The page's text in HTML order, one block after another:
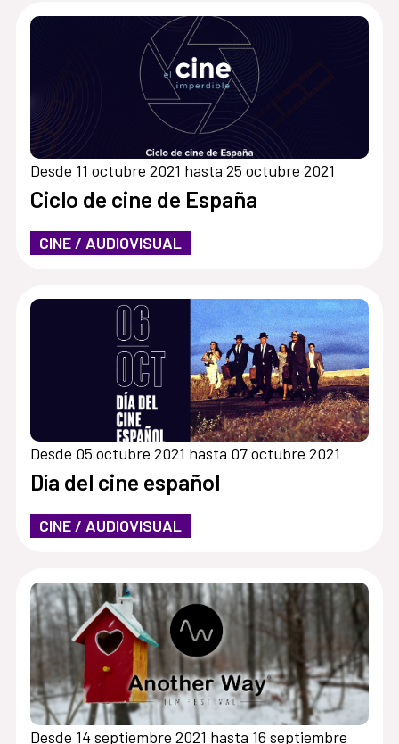
Desde 11 octubre 2021 hasta 25 octubre 2021
Ciclo de cine de España
CINE / AUDIOVISUAL
Desde 05 octubre 2021 hasta 07 octubre 2021
Día del cine español
CINE / AUDIOVISUAL
Desde 14 septiembre 2021 hasta 16 septiembre